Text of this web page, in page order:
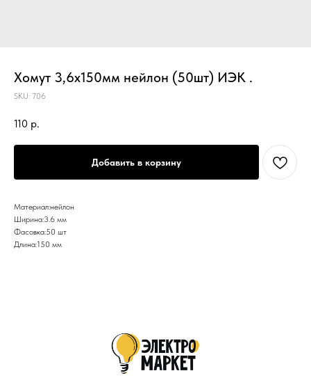
Хомут 3,6х150мм нейлон (50шт) ИЭК .
SKU: 706
110 р.
Добавить в корзину
Материал:нейлон
Ширина:3.6 мм
Фасовка:50 шт
Длина:150 мм